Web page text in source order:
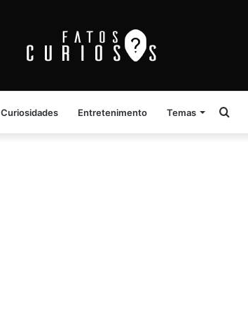
Curiosidades Entretenimento Temas